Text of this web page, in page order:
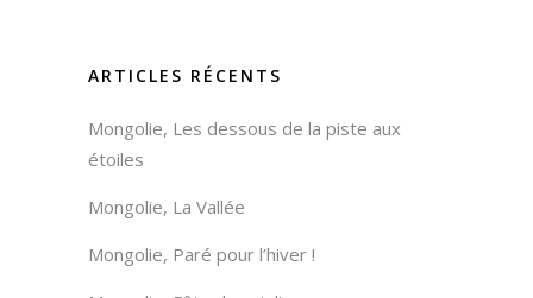
ARTICLES RÉCENTS
Mongolie, Les dessous de la piste aux
étoiles
Mongolie, La Vallée
Mongolie, Paré pour l’hiver !